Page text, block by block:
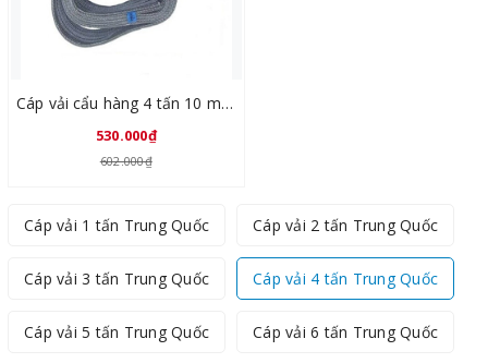
Cáp vải cẩu hàng 4 tấn 10 mét Trung Quốc
530.000₫
602.000₫
Cáp vải 1 tấn Trung Quốc Cáp vải 2 tấn Trung Quốc
Cáp vải 3 tấn Trung Quốc Cáp vải 4 tấn Trung Quốc
Cáp vải 5 tấn Trung Quốc Cáp vải 6 tấn Trung Quốc